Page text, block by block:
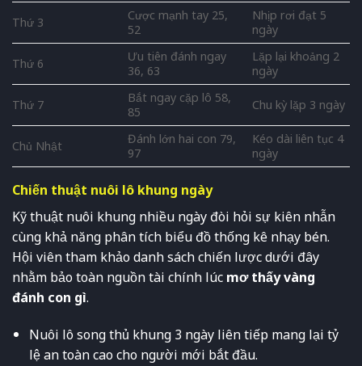
Thứ 3
Cược mạnh tay 25,
52
Nhịp rơi đạt 5
ngày
Thứ 6
Ưu tiên đánh ngay
36, 63
Lặp lại khoảng 2
ngày
Thứ 7
Bắt ngay cặp lô 58,
85 Chu kỳ lặp 3 ngày
Chủ Nhật Đánh lớn hai con 79,
97
Kéo dài liên tục 4
ngày
Chiến thuật nuôi lô khung ngày
Kỹ thuật nuôi khung nhiều ngày đòi hỏi sự kiên nhẫn
cùng khả năng phân tích biểu đồ thống kê nhạy bén.
Hội viên tham khảo danh sách chiến lược dưới đây
nhằm bảo toàn nguồn tài chính lúcmơ thấy vàng
đánh con gì.
Nuôi lô song thủ khung 3 ngày liên tiếp mang lại tỷ
lệ an toàn cao cho người mới bắt đầu.